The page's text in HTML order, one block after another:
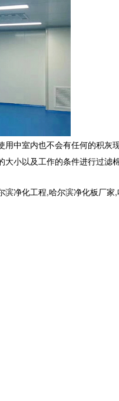
中室内也不会有任何的积灰现
小以及工作的条件进行过
净化工程,哈尔滨净化板厂